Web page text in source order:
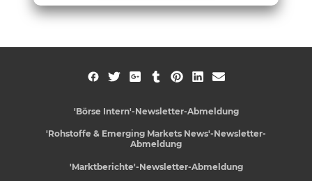
'Börse Intern'-Newsletter-Abmeldung
'Rohstoffe & Emerging Markets News'-Newsletter-
Abmeldung
'Marktberichte'-Newsletter-Abmeldung